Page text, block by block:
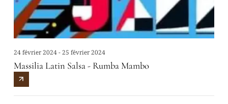
24 février 2024 - 25 février 2024
Massilia Latin Salsa - Rumba Mambo